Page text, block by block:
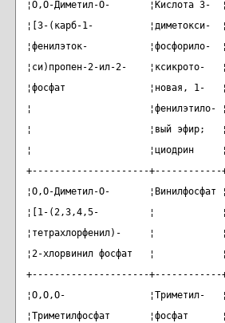
¦О,О-Диметил-О-       ¦Кислота
¦[3-(карб-1-
¦фенилэток-
¦си)пропен-2-ил-2-
¦фосфат               ¦новая,
¦
¦                     ¦вый эфир;
¦                     ¦циодрин
+---------------------+------------
¦О,О-Диметил-О-
¦[1-(2,3,4,5-         ¦
¦тетрахлорфенил)-     ¦
¦2-хлорвинил фосфат   ¦
+---------------------+------------
¦О,О,О-               ¦Триметил-
¦Триметилфосфат